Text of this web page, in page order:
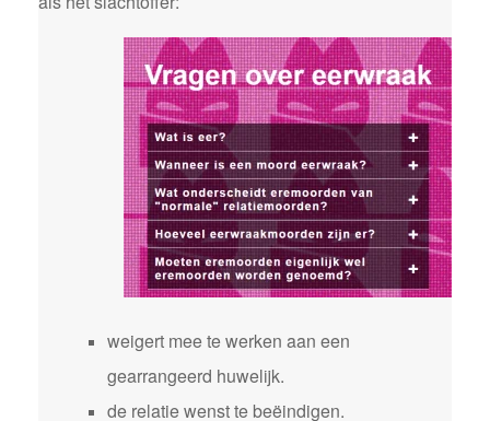
weigert mee te werken aan een
gearrangeerd huwelijk.
de relatie wenst te beëindigen.